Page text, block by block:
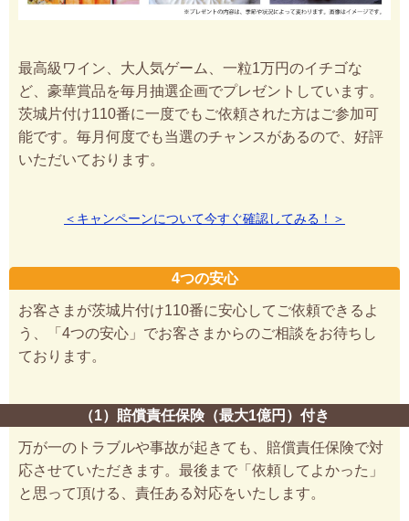
最高級ワイン、大人気ゲーム、一粒1万円のイチゴな
ど、豪華賞品を毎月抽選企画でプレゼントしています。
茨城片付け110番に一度でもご依頼された方はご参加可
能です。毎月何度でも当選のチャンスがあるので、好評
いただいております。
＜キャンペーンについて今すぐ確認してみる！＞
4つの安心
お客さまが茨城片付け110番に安心してご依頼できるよ
う、「4つの安心」でお客さまからのご相談をお待ちし
ております。
（1）賠償責任保険（最大1億円）付き
万が一のトラブルや事故が起きても、賠償責任保険で対
応させていただきます。最後まで「依頼してよかった」
と思って頂ける、責任ある対応をいたします。